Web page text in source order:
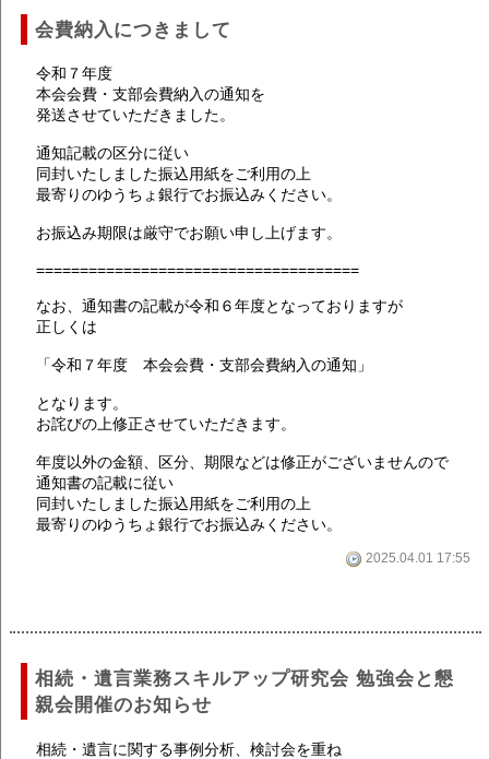
会費納入につきまして
令和７年度
本会会費・支部会費納入の通知を
発送させていただきました。
通知記載の区分に従い
同封いたしました振込用紙をご利用の上
最寄りのゆうちょ銀行でお振込みください。
お振込み期限は厳守でお願い申し上げます。
=====================================
なお、通知書の記載が令和６年度となっておりますが
正しくは
「令和７年度 本会会費・支部会費納入の通知」
となります。
お詫びの上修正させていただきます。
年度以外の金額、区分、期限などは修正がございませんので
通知書の記載に従い
同封いたしました振込用紙をご利用の上
最寄りのゆうちょ銀行でお振込みください。
2025.04.01 17:55
相続・遺言業務スキルアップ研究会 勉強会と懇
親会開催のお知らせ
相続・遺言に関する事例分析、検討会を重ね